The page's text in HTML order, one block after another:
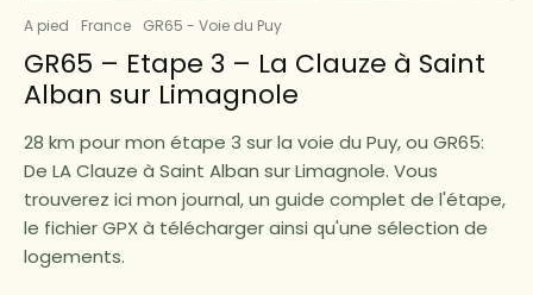
A pied France GR65 - Voie du Puy
GR65 – Etape 3 – La Clauze à Saint
Alban sur Limagnole
28 km pour mon étape 3 sur la voie du Puy, ou GR65:
De LA Clauze à Saint Alban sur Limagnole. Vous
trouverez ici mon journal, un guide complet de l'étape,
le fichier GPX à télécharger ainsi qu'une sélection de
logements.